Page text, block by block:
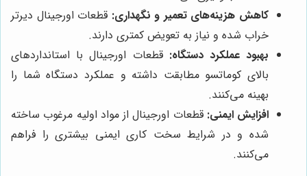
کاهش هزینه‌های تعمیر و نگهداری: قطعات اورجینال دیرتر
خراب شده و نیاز به تعویض کمتری دارند.
بهبود عملکرد دستگاه: قطعات اورجینال با استانداردهای
بالای کوماتسو مطابقت داشته و عملکرد دستگاه شما را
بهینه می‌کنند.
افزایش ایمنی: قطعات اورجینال از مواد اولیه مرغوب ساخته
شده و در شرایط سخت کاری ایمنی بیشتری را فراهم
می‌کنند.